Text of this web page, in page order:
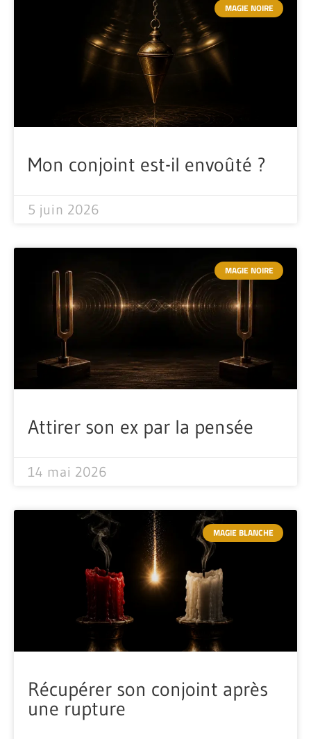
MAGIE NOIRE
Mon conjoint est-il envoûté ?
5 juin 2026
MAGIE NOIRE
Attirer son ex par la pensée
14 mai 2026
MAGIE BLANCHE
Récupérer son conjoint après
une rupture